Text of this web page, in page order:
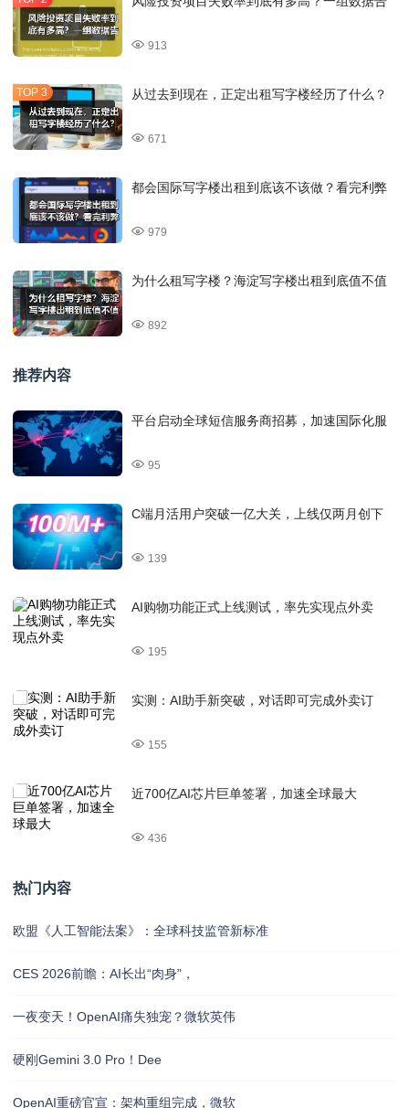
913
从过去到现在，正定出租写字楼经历了什么？
671
都会国际写字楼出租到底该不该做？看完利弊
979
为什么租写字楼？海淀写字楼出租到底值不值
892
推荐内容
平台启动全球短信服务商招募，加速国际化服
95
C端月活用户突破一亿大关，上线仅两月创下
139
AI购物功能正式上线测试，率先实现点外卖
195
实测：AI助手新突破，对话即可完成外卖订
155
近700亿AI芯片巨单签署，加速全球最大
436
热门内容
欧盟《人工智能法案》：全球科技监管新标准
CES 2026前瞻：AI长出“肉身”，
一夜变天！OpenAI痛失独宠？微软英伟
硬刚Gemini 3.0 Pro！Dee
OpenAI重磅官宣：架构重组完成，微软